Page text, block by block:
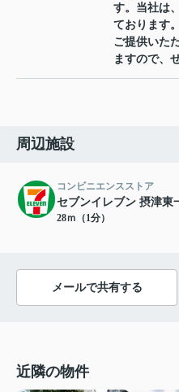
す。当社は
ております
ご提供いた
ますので、
周辺施設
コンビニエンスストア
セブンイレブン 摂津東
28ｍ（1分）
メールで共有する
近隣の物件